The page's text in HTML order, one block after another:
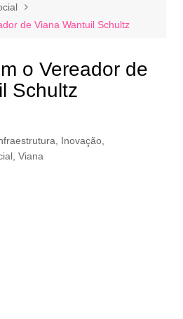
de Viana Wantuil Schultz
o Vereador de
Schultz
Inovação,
, Viana